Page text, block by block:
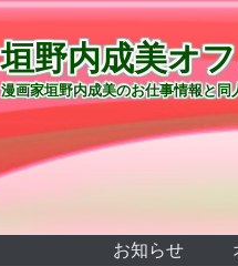
垣野内成美オ
漫画家垣野内成美のお仕事情報と同
お知らせ